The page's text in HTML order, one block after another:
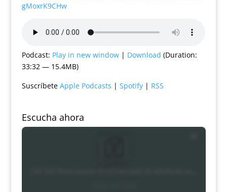
gMoxrK9CHw
Podcast: Play in new window| Download (Duration:
33:32 — 15.4MB)
Suscríbete Apple Podcasts | Spotify| RSS
Escucha ahora